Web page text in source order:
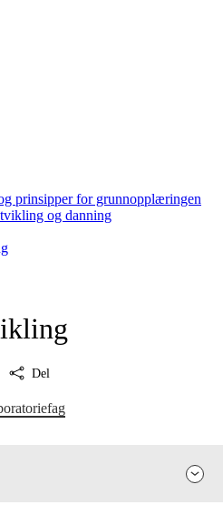
prinsipper for grunnopplæringen
og danning
Del